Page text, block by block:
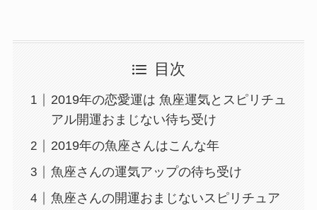
目次
2019年の恋愛運は 魚座運気とスピリチュ
アル開運おまじない待ち受け
2019年の魚座さんはこんな年
魚座さんの運気アップの待ち受け
魚座さんの開運おまじないスピリチュア